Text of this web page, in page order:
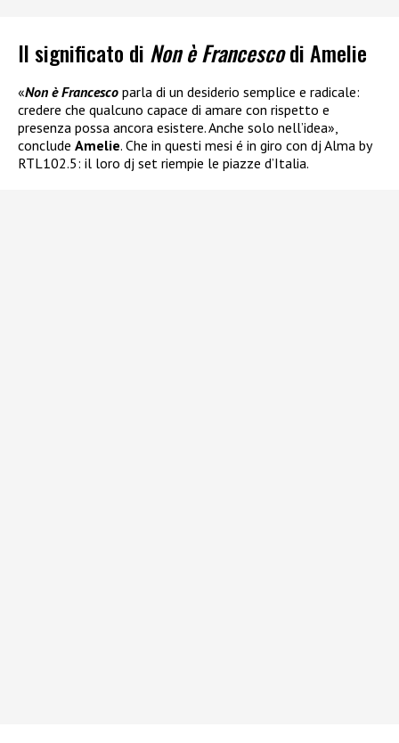
Il significato di Non è Francescodi Amelie
«Non è Francesco parla di un desiderio semplice e radicale:
credere che qualcuno capace di amare con rispetto e
presenza possa ancora esistere. Anche solo nell’idea»,
conclude Amelie. Che in questi mesi é in giro con dj Alma by
RTL102.5: il loro dj set riempie le piazze d’Italia.